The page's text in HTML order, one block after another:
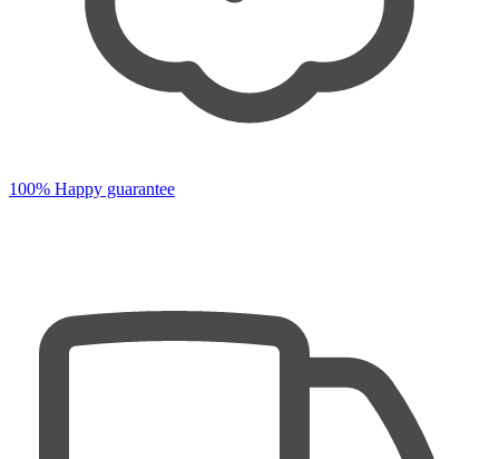
100% Happy guarantee